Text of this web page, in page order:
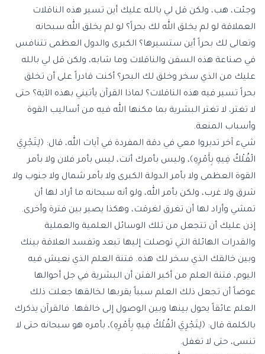
وجئت، هب، ولكن قل لي بالله عليك أين تسير هذه الناقلات
العملاقة لو لم يخلق الله لك بحراً؟ لو لم يخلق الله سبحانه
وتعالى لك بحراً أين ستسيرها؟ الكبرى والدول العظمى تتنافس
في صناعة هذه السفن والناقلات وما شابه، ولكن قل لي بالله
عليك من الذي سخر وخلق لك البحر؟ أكنت قادراً على أن تخلق
بحراً تسير فيه هذه الناقلات؟ لماذا القرآن يأتيني بهذه الآية؟ حتى
لا تغتر، لا تغتر البشرية بما مكنها الله فيه من أساليب القوة
وأسباب المنعة.
شيء آخر تدبروا معي في دقة المفردة في آيات الله، قال: ﴿لِتَجْرِيَ
الْفُلْكُ فِيهِ بِأَمْرِهِ﴾، وليس بأمرك أنت، ليس بأمر فلان ولا بأمر
القوة العظمى ولا بأمر الدولة الكبرى ولا بأمر شمال ولا جنوب ولا
شرق ولا غرب، ولكن بأمر الله، ولو أنه سبحانه ما أراد لها أن
تمشي وأراد لها أن تغرق لغرقت، وهكذا يصير بين فترة وأخرى.
إذن عليك أن تتجعل من تلك الوسائل العلمية والعملية
والقدرات الهائلة التي توصلت إليها تبعد وتفسد العلاقة بينك
وبين خالقك الذي سخر لك هذه. فتنة العلم الذي نعيش فيه
اليوم، فتنة العلم من أكبر الفتن أن البشرية في جل أحوالها
عوضاً أن تجعل ذلك العلم سبباً يقربها لخالقها جعلت ذلك
العلم عائقاً يحول بينها وبين الوصول إلى خالقها. فالقرآن يذكرك
بالكلمة قال: ﴿لِتَجْرِيَ الْفُلْكُ فِيهِ بِأَمْرِهِ﴾، بأمره هو سبحانه حتى لا
تنسى، حتى لا تغفل.